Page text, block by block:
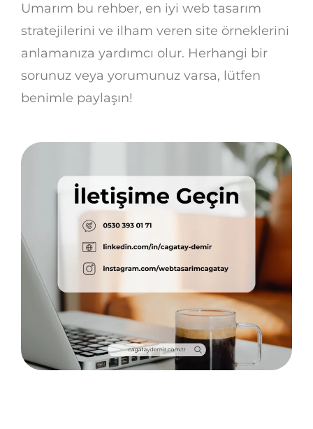
Umarım bu rehber, en iyi web tasarım
stratejilerini ve ilham veren site örneklerini
anlamanıza yardımcı olur. Herhangi bir
sorunuz veya yorumunuz varsa, lütfen
benimle paylaşın!